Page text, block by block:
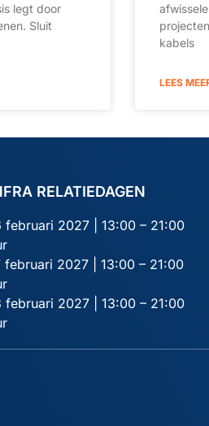
legt door
Sluit
kabels
LEES
RELATIEDAGEN
februari 2027 | 13:00 – 21:00
februari 2027 | 13:00 – 21:00
februari 2027 | 13:00 – 21:00